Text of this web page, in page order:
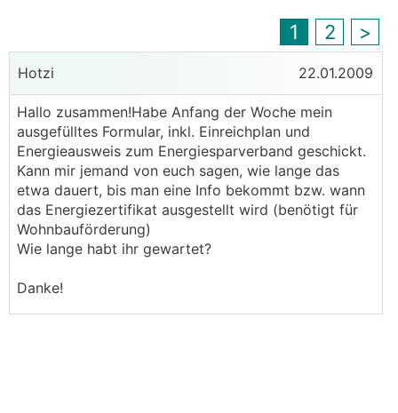
1 2 >
Hotzi 22.01.2009
Hallo zusammen!Habe Anfang der Woche mein
ausgefülltes Formular, inkl. Einreichplan und
Energieausweis zum Energiesparverband geschickt.
Kann mir jemand von euch sagen, wie lange das
etwa dauert, bis man eine Info bekommt bzw. wann
das Energiezertifikat ausgestellt wird (benötigt für
Wohnbauförderung)
Wie lange habt ihr gewartet?
Danke!